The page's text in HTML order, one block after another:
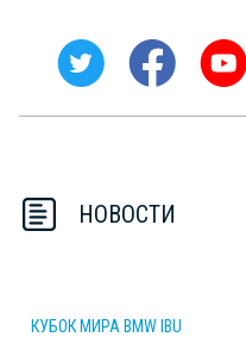
НОВОСТИ
КУБОК МИРА BMW IBU